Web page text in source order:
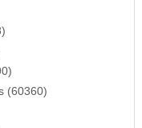
(60360)